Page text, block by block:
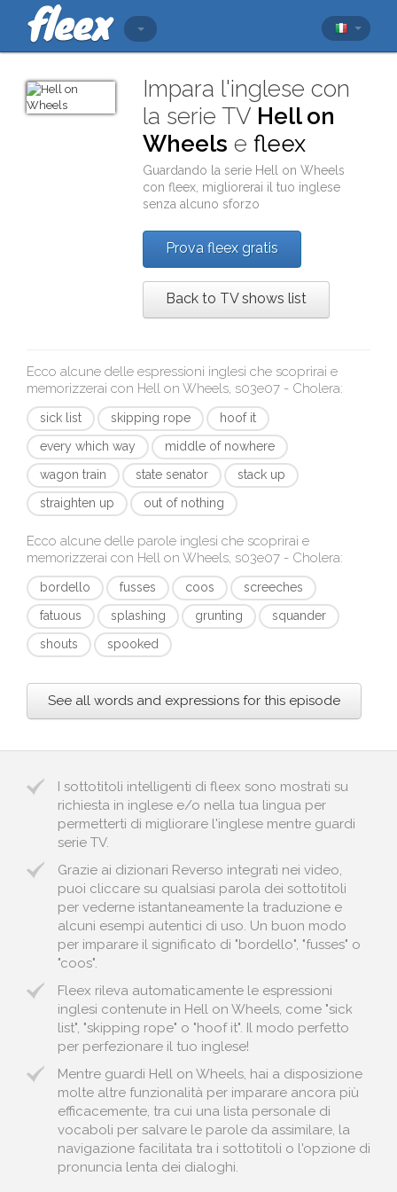
Impara l'inglese con
la serie TV Hell on
Wheels efleex
Guardando la serie Hell on Wheels
confleex , migliorerai il tuo inglese
senza alcuno sforzo
Prova fleex gratis
Back to TV shows list
Ecco alcune delle espressioni inglesi che scoprirai e
memorizzerai con Hell on Wheels, s03e07 - Cholera:
sick list skipping rope
hoof it
every which way
middle of nowhere
wagon train
state senator
stack up
straighten up
out of nothing
Ecco alcune delle parole inglesi che scoprirai e
memorizzerai con Hell on Wheels, s03e07 - Cholera:
bordello fusses coos
screeches
fatuous
splashing grunting
squander
shouts
spooked
See all words and expressions for this episode
I sottotitoli intelligenti di fleex sono mostrati su
richiesta in inglese e/o nella tua lingua per
permetterti di migliorare l'inglese mentre guardi
serie TV.
Grazie ai dizionari Reverso integrati nei video,
puoi cliccare su qualsiasi parola dei sottotitoli
per vederne istantaneamente la traduzione e
alcuni esempi autentici di uso. Un buon modo
per imparare il significato di "bordello", "fusses" o
"coos".
Fleex rileva automaticamente le espressioni
inglesi contenute in Hell on Wheels, come "sick
list", "skipping rope" o "hoof it". Il modo perfetto
per perfezionare il tuo inglese!
Mentre guardi Hell on Wheels, hai a disposizione
molte altre funzionalità per imparare ancora più
efficacemente, tra cui una lista personale di
vocaboli per salvare le parole da assimilare, la
navigazione facilitata tra i sottotitoli o l'opzione di
pronuncia lenta dei dialoghi.